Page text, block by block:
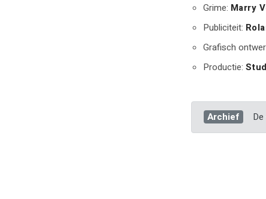
Grime: Marry
Publiciteit:
Grafisch
Productie:
Archief